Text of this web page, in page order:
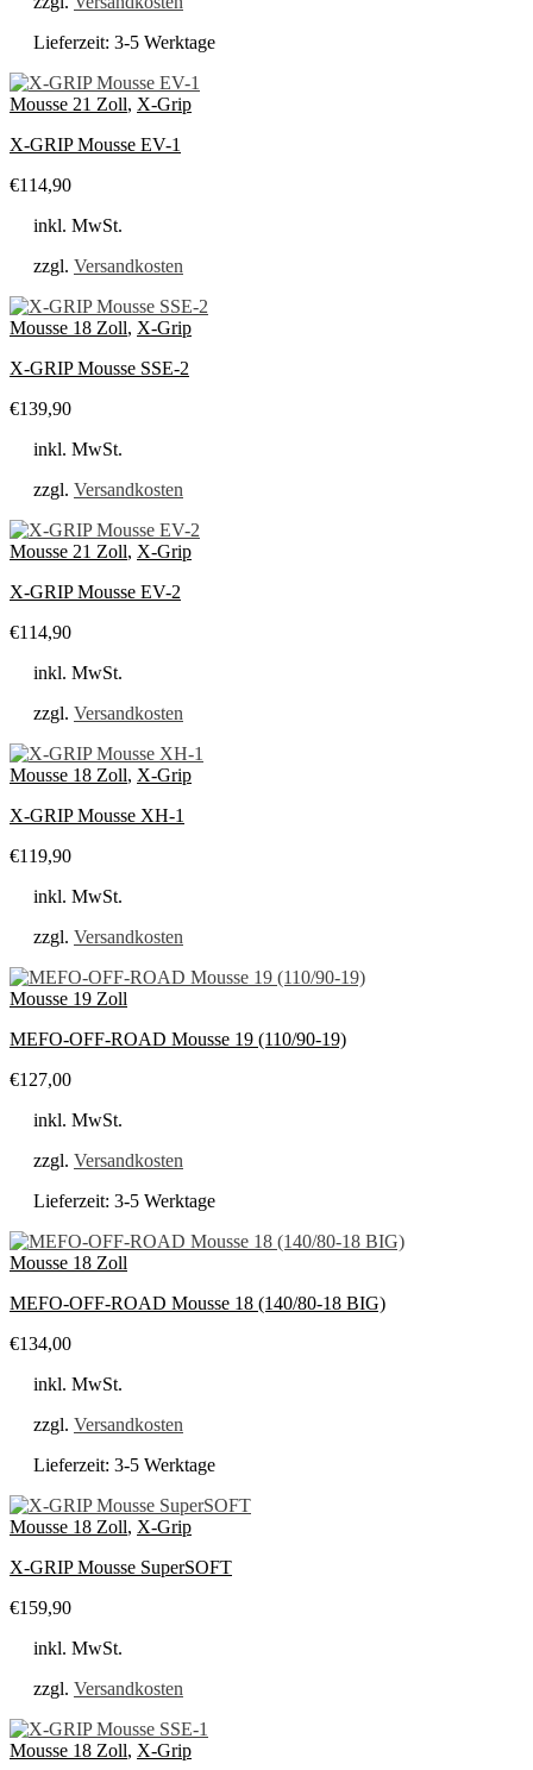
Lieferzeit: 3-5 Werktage
Mousse 21 Zoll, X-Grip
X-GRIP Mousse EV-1
€114,90
inkl. MwSt.
zzgl. Versandkosten
Mousse 18 Zoll, X-Grip
X-GRIP Mousse SSE-2
€139,90
inkl. MwSt.
zzgl. Versandkosten
Mousse 21 Zoll, X-Grip
X-GRIP Mousse EV-2
€114,90
inkl. MwSt.
zzgl. Versandkosten
Mousse 18 Zoll, X-Grip
X-GRIP Mousse XH-1
€119,90
inkl. MwSt.
zzgl. Versandkosten
Mousse 19 Zoll
MEFO-OFF-ROAD Mousse 19 (110/90-19)
€127,00
inkl. MwSt.
zzgl. Versandkosten
Lieferzeit: 3-5 Werktage
Mousse 18 Zoll
MEFO-OFF-ROAD Mousse 18 (140/80-18 BIG)
€134,00
inkl. MwSt.
zzgl. Versandkosten
Lieferzeit: 3-5 Werktage
Mousse 18 Zoll, X-Grip
X-GRIP Mousse SuperSOFT
€159,90
inkl. MwSt.
zzgl. Versandkosten
Mousse 18 Zoll, X-Grip